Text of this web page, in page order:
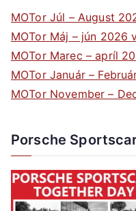
MOTor Júl – August
MOTor Máj – jún 2026
MOTor Marec – apríl
MOTor Január –
MOTor November –
Porsche